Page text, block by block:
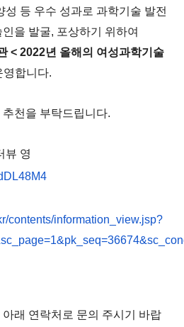
성 등 우수 성과로 과학기술 발전
을 발굴, 포상하기 위하여
< 2022년 올해의 여성과학기술
영합니다.
천을 부탁드립니다.
뷰 영
contents/information_view.jsp?
래 연락처로 문의 주시기 바랍